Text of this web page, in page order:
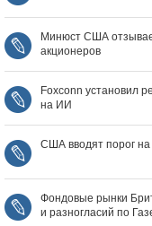
Минюст США
акционеров
Foxconn установил
на ИИ
США вводят порог
Фондовые рынки
и разногласий по